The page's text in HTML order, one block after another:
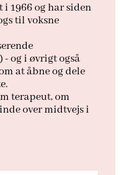
i 1966 og har siden
til voksne
) - og i øvrigt også
at åbne og dele
terapeut, om
over midtvejs i